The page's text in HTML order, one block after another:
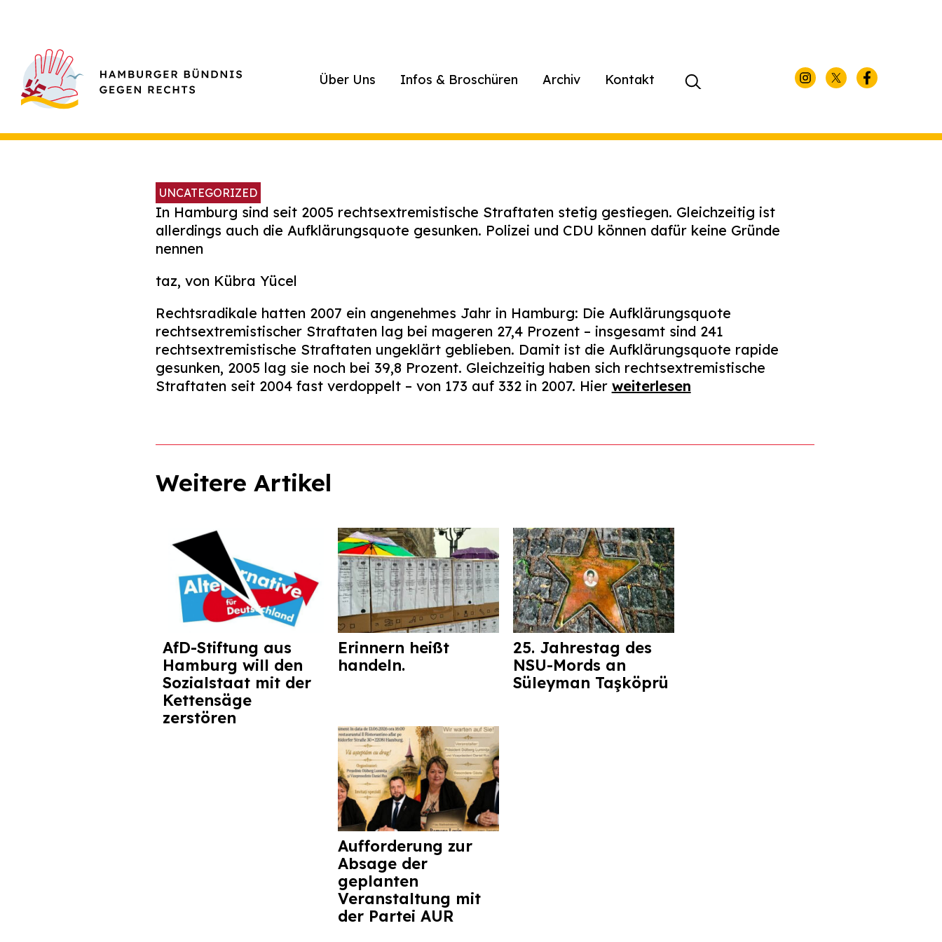
Über Uns Infos & Broschüren Archiv KontaktSuchen
UNCATEGORIZED
In Hamburg sind seit 2005 rechtsextremistische Straftaten stetig gestiegen. Gleichzeitig ist
allerdings auch die Aufklärungsquote gesunken. Polizei und CDU können dafür keine Gründe
nennen
taz, von Kübra Yücel
Rechtsradikale hatten 2007 ein angenehmes Jahr in Hamburg: Die Aufklärungsquote
rechtsextremistischer Straftaten lag bei mageren 27,4 Prozent – insgesamt sind 241
rechtsextremistische Straftaten ungeklärt geblieben. Damit ist die Aufklärungsquote rapide
gesunken, 2005 lag sie noch bei 39,8 Prozent. Gleichzeitig haben sich rechtsextremistische
Straftaten seit 2004 fast verdoppelt – von 173 auf 332 in 2007. Hier weiterlesen
Weitere Artikel
AfD-Stiftung aus
Hamburg will den
Sozialstaat mit der
Kettensäge
zerstören
Erinnern heißt
handeln.
25. Jahrestag des
NSU-Mords an
Süleyman Taşköprü
Aufforderung zur
Absage der
geplanten
Veranstaltung mit
der Partei AUR